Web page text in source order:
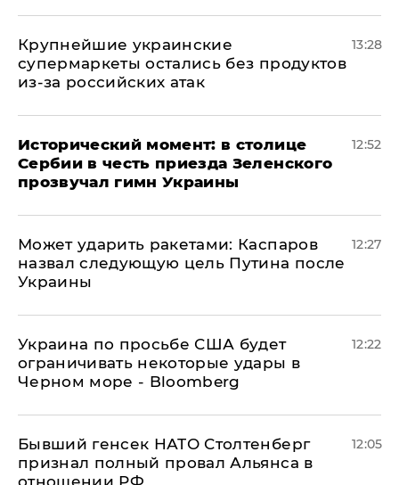
Крупнейшие украинские
супермаркеты остались без продуктов
из-за российских атак
13:28
Исторический момент: в столице
Сербии в честь приезда Зеленского
прозвучал гимн Украины
12:52
Может ударить ракетами: Каспаров
назвал следующую цель Путина после
Украины
12:27
Украина по просьбе США будет
ограничивать некоторые удары в
Черном море - Bloomberg
12:22
Бывший генсек НАТО Столтенберг
признал полный провал Альянса в
отношении РФ
12:05